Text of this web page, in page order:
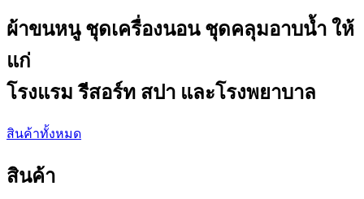
ผ้าขนหนู ชุดเครื่องนอน ชุดคลุมอาบน้ำ ให้
แก่
โรงแรม รีสอร์ท สปา และโรงพยาบาล
สินค้าทั้งหมด
สินค้า